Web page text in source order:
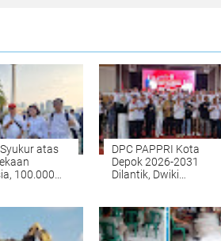
atas
100.000
DPC PAPPRI Kota
Depok 2026-2031
Dilantik, Dwiki